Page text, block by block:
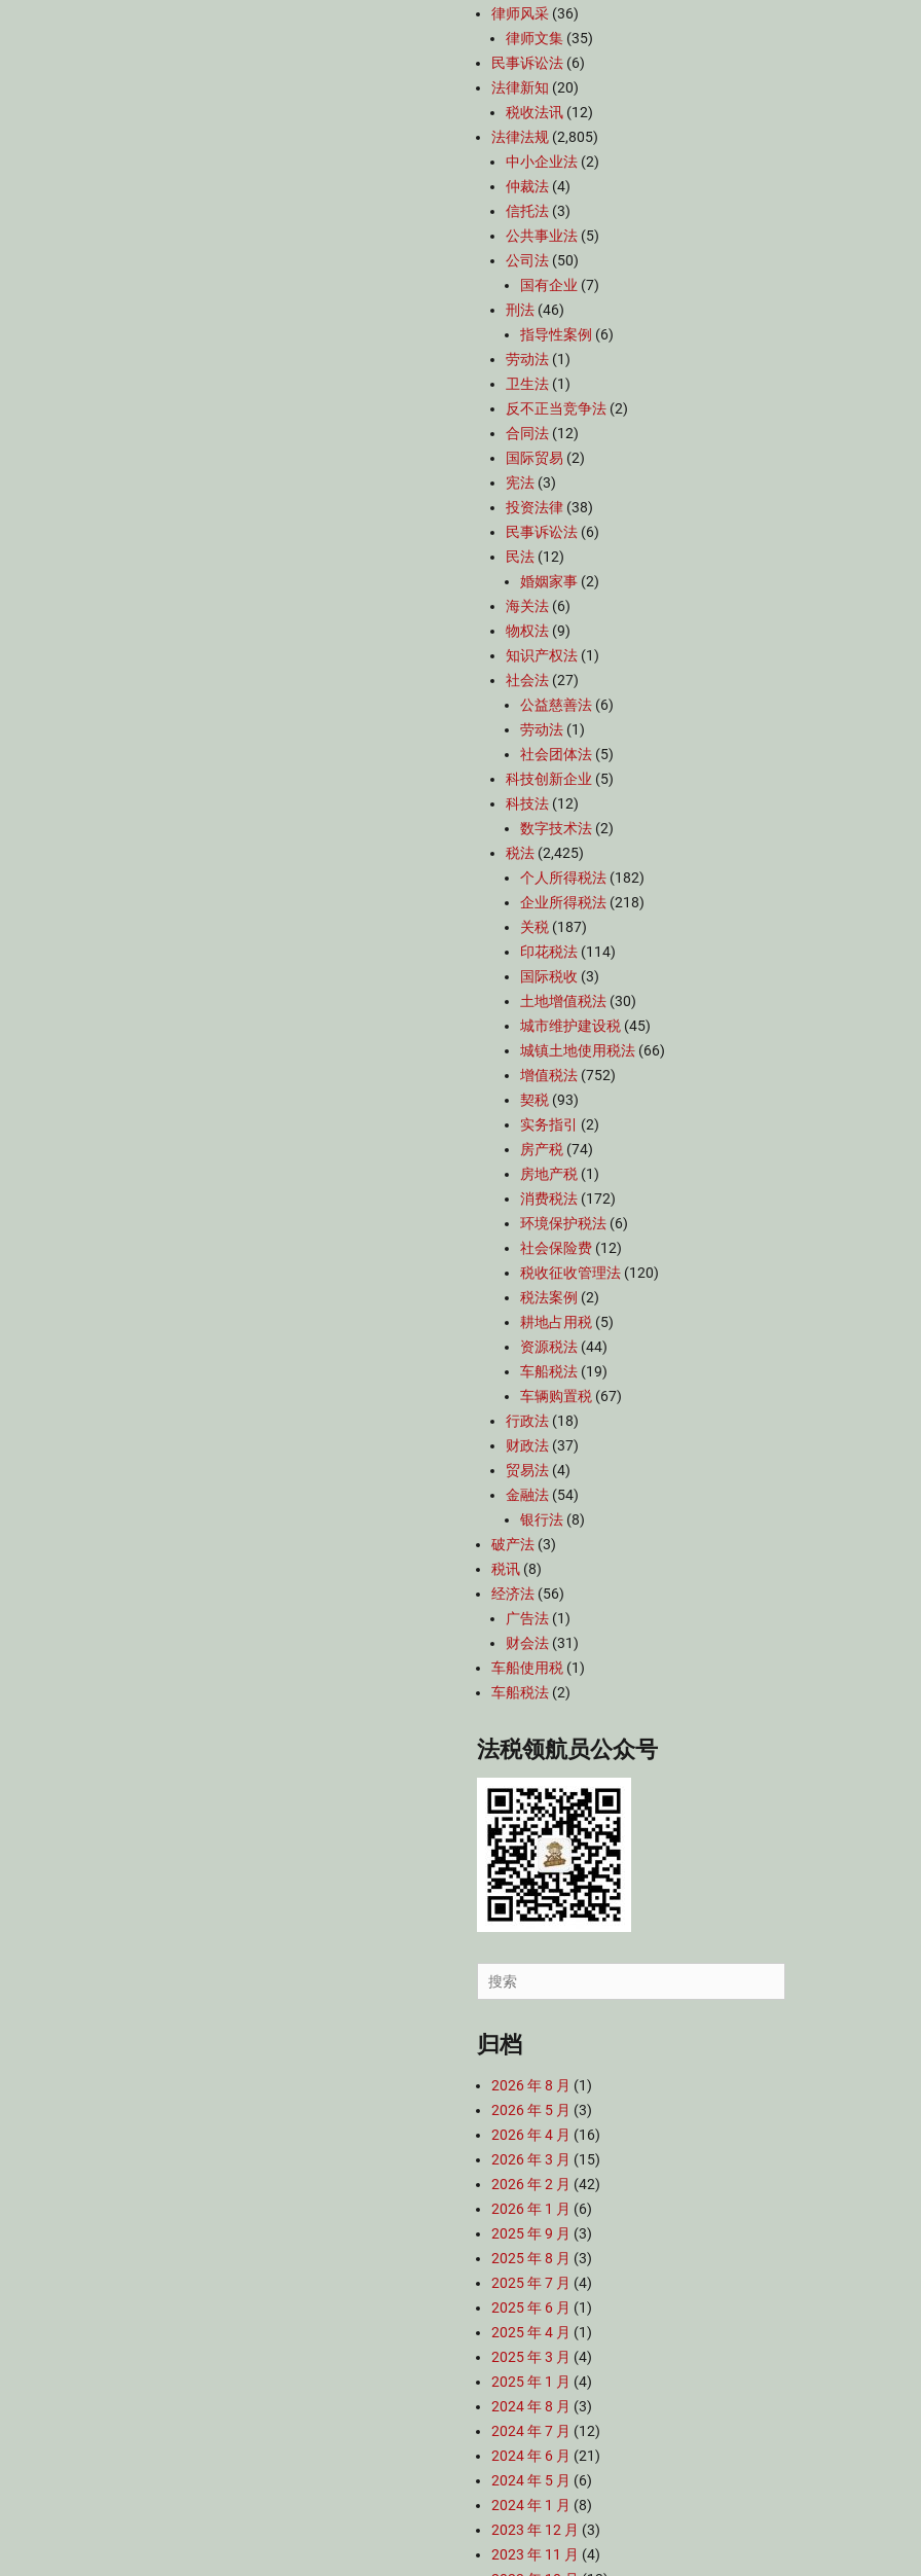
律师风采 (36)
律师文集 (35)
民事诉讼法 (6)
法律新知 (20)
税收法讯 (12)
法律法规 (2,805)
中小企业法 (2)
仲裁法 (4)
信托法 (3)
公共事业法 (5)
公司法 (50)
国有企业 (7)
刑法 (46)
指导性案例 (6)
劳动法 (1)
卫生法 (1)
反不正当竞争法 (2)
合同法 (12)
国际贸易 (2)
宪法 (3)
投资法律 (38)
民事诉讼法 (6)
民法 (12)
婚姻家事 (2)
海关法 (6)
物权法 (9)
知识产权法 (1)
社会法 (27)
公益慈善法 (6)
劳动法 (1)
社会团体法 (5)
科技创新企业 (5)
科技法 (12)
数字技术法 (2)
税法 (2,425)
个人所得税法 (182)
企业所得税法 (218)
关税 (187)
印花税法 (114)
国际税收 (3)
土地增值税法 (30)
城市维护建设税 (45)
城镇土地使用税法 (66)
增值税法 (752)
契税 (93)
实务指引
(2)
房产税 (74)
房地产税 (1)
消费税法 (172)
环境保护税法 (6)
社会保险费 (12)
税收征收管理法 (120)
税法案例 (2)
耕地占用税 (5)
资源税法 (44)
车船税法 (19)
车辆购置税 (67)
行政法 (18)
财政法 (37)
贸易法 (4)
金融法 (54)
银行法 (8)
破产法 (3)
税讯 (8)
经济法 (56)
广告法 (1)
财会法 (31)
车船使用税 (1)
车船税法 (2)
法税领航员公众号
Search
for:
归档
2026 年 8 月 (1)
2026 年 5 月 (3)
2026 年 4 月 (16)
2026 年 3 月 (15)
2026 年 2 月 (42)
2026 年 1 月 (6)
2025 年 9 月 (3)
2025 年 8 月 (3)
2025 年 7 月 (4)
2025 年 6 月 (1)
2025 年 4 月 (1)
2025 年 3 月 (4)
2025 年 1 月 (4)
2024 年 8 月 (3)
2024 年 7 月 (12)
2024 年 6 月 (21)
2024 年 5 月 (6)
2024 年 1 月 (8)
2023 年 12 月 (3)
2023 年 11 月 (4)